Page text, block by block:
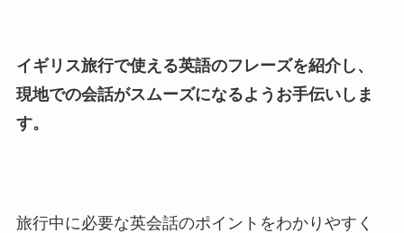
イギリス旅行で使える英語のフレーズを紹介し、
現地での会話がスムーズになるようお手伝いしま
す。
旅行中に必要な英会話のポイントをわかりやすく